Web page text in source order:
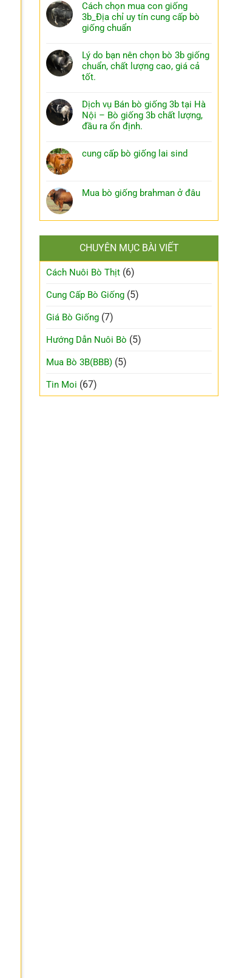
Cách chọn mua con giống
3b_Địa chỉ uy tín cung cấp bò
giống chuẩn
Lý do bạn nên chọn bò 3b giống
chuẩn, chất lượng cao, giá cả
tốt.
Dịch vụ Bán bò giống 3b tại Hà
Nội – Bò giống 3b chất lượng,
đầu ra ổn định.
cung cấp bò giống lai sind
Mua bò giống brahman ở đâu
CHUYÊN MỤC BÀI VIẾT
Cách Nuôi Bò Thịt (6)
Cung Cấp Bò Giống (5)
Giá Bò Giống (7)
Hướng Dẫn Nuôi Bò (5)
Mua Bò 3B(BBB) (5)
Tin Moi (67)